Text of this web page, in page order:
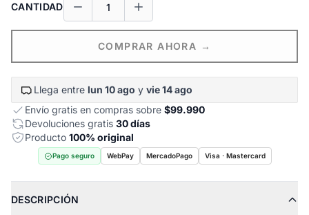
CANTIDAD
COMPRAR AHORA →
Llega entre lun 10 ago y vie 14 ago
Envío gratis en compras sobre $99.990
Devoluciones gratis 30 días
Producto 100% original
Pago seguro WebPay MercadoPago Visa · Mastercard
DESCRIPCIÓN